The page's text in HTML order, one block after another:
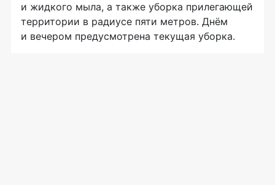
и жидкого мыла, а также уборка прилегающей
территории в радиусе пяти метров. Днём
и вечером предусмотрена текущая уборка.